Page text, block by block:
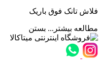
فلاش تانک فوق باریک
مطالعه بیشتر... بستن